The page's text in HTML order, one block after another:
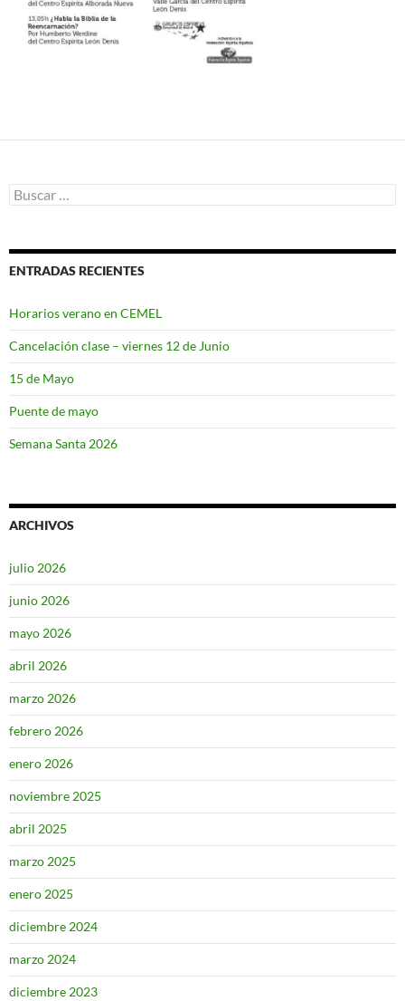
Buscar:
ENTRADAS RECIENTES
Horarios verano en CEMEL
Cancelación clase – viernes 12 de Junio
15 de Mayo
Puente de mayo
Semana Santa 2026
ARCHIVOS
julio 2026
junio 2026
mayo 2026
abril 2026
marzo 2026
febrero 2026
enero 2026
noviembre 2025
abril 2025
marzo 2025
enero 2025
diciembre 2024
marzo 2024
diciembre 2023